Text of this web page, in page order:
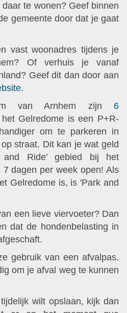
te wonen? Geef binnen
gemeente door dat je gaat
vast woonadres tijdens je
Of verhuis je vanaf
Geef dit dan door aan
.
van Arnhem zijn 6
Gelredome is een P+R-
om te parkeren in
straat. Dit kan je wat geld
and Ride' gebied bij het
dagen per week open! Als
Gelredome is, is 'Park and
een lieve viervoeter? Dan
dat de hondenbelasting in
gebruik van een afvalpas.
om je afval weg te kunnen
wilt opslaan, kijk dan